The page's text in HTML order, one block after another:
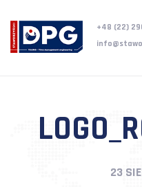
+48 (22)
23